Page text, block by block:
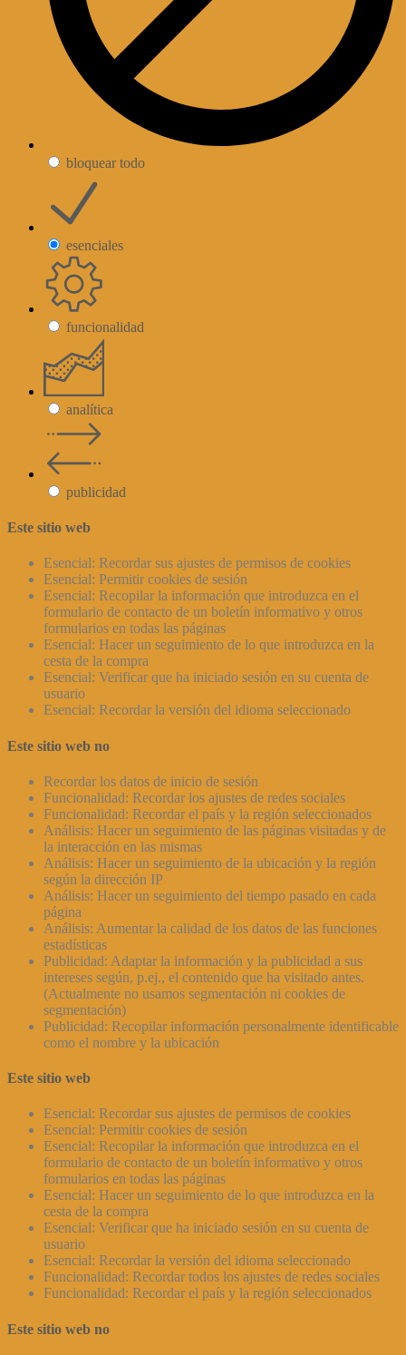
bloquear todo
esenciales
funcionalidad
analítica
publicidad
Este sitio web
Esencial: Recordar sus ajustes de permisos de cookies
Esencial: Permitir cookies de sesión
Esencial: Recopilar la información que introduzca en el
formulario de contacto de un boletín informativo y otros
formularios en todas las páginas
Esencial: Hacer un seguimiento de lo que introduzca en la
cesta de la compra
Esencial: Verificar que ha iniciado sesión en su cuenta de
usuario
Esencial: Recordar la versión del idioma seleccionado
Este sitio web no
Recordar los datos de inicio de sesión
Funcionalidad: Recordar los ajustes de redes sociales
Funcionalidad: Recordar el país y la región seleccionados
Análisis: Hacer un seguimiento de las páginas visitadas y de
la interacción en las mismas
Análisis: Hacer un seguimiento de la ubicación y la región
según la dirección IP
Análisis: Hacer un seguimiento del tiempo pasado en cada
página
Análisis: Aumentar la calidad de los datos de las funciones
estadísticas
Publicidad: Adaptar la información y la publicidad a sus
intereses según, p.ej., el contenido que ha visitado antes.
(Actualmente no usamos segmentación ni cookies de
segmentación)
Publicidad: Recopilar información personalmente identificable
como el nombre y la ubicación
Este sitio web
Esencial: Recordar sus ajustes de permisos de cookies
Esencial: Permitir cookies de sesión
Esencial: Recopilar la información que introduzca en el
formulario de contacto de un boletín informativo y otros
formularios en todas las páginas
Esencial: Hacer un seguimiento de lo que introduzca en la
cesta de la compra
Esencial: Verificar que ha iniciado sesión en su cuenta de
usuario
Esencial: Recordar la versión del idioma seleccionado
Funcionalidad: Recordar todos los ajustes de redes sociales
Funcionalidad: Recordar el país y la región seleccionados
Este sitio web no